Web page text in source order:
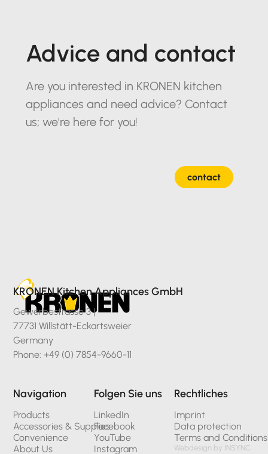
Advice and contact
Are you interested in KRONEN kitchen
appliances and need advice? Contact
us; we're here for you!
contact
KRONEN Kitchen Appliances GmbH
Gewerbestrasse 3 |
77731 Willstätt-Eckartsweier
Germany
Phone: +49 (0) 7854-9660-11
Navigation
Products
Accessories & Supplies
Convenience
About Us
Folgen Sie uns
LinkedIn
Facebook
YouTube
Instagram
Rechtliches
Imprint
Data protection
Terms and Conditions
Webdesign by INSYNC